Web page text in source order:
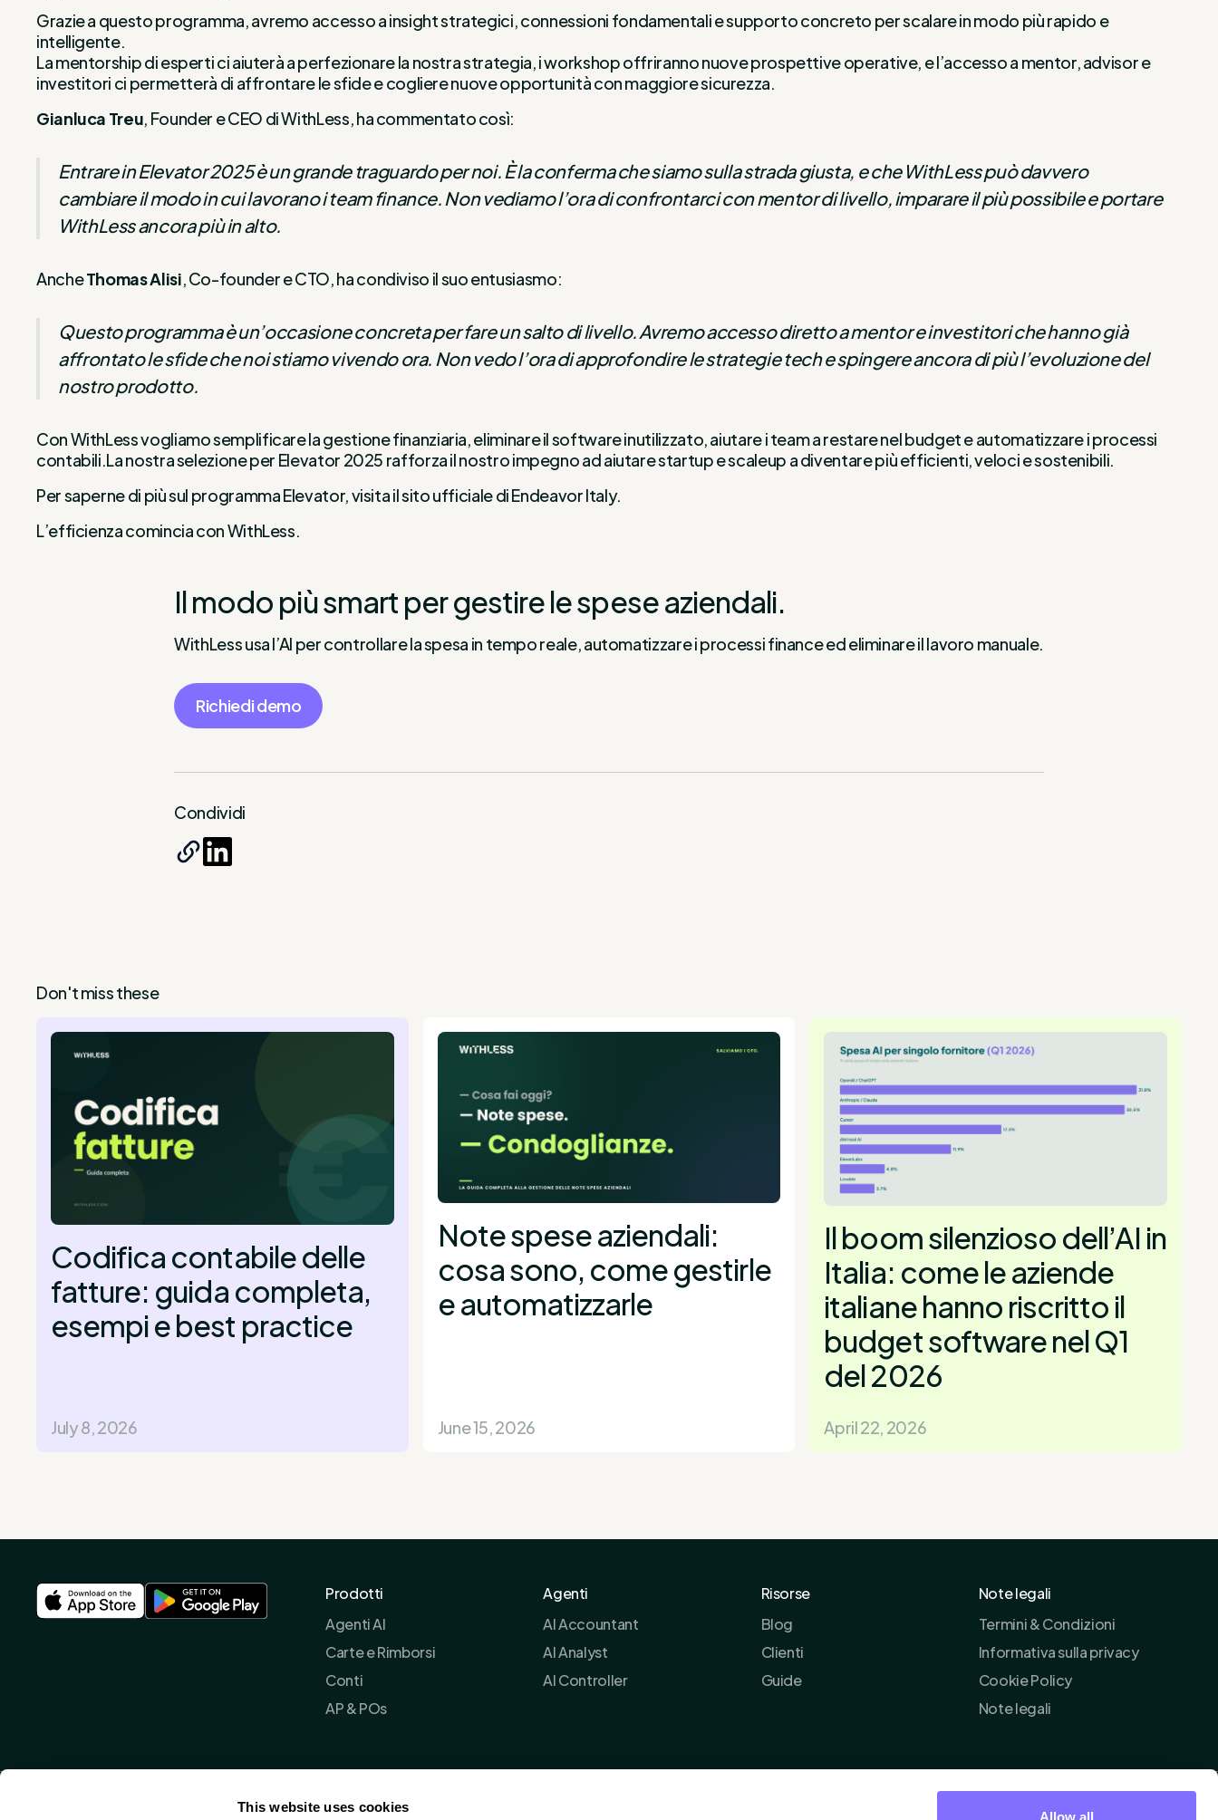
This website uses cookies
Allow all
Grazie a questo programma, avremo accesso a insight strategici, connessioni fondamentali e supporto concreto per scalare in modo più rapido e
intelligente.
La mentorship di esperti ci aiuterà a perfezionare la nostra strategia, i workshop offriranno nuove prospettive operative, e l’accesso a mentor, advisor e
investitori ci permetterà di affrontare le sfide e cogliere nuove opportunità con maggiore sicurezza.
Gianluca Treu, Founder e CEO di WithLess, ha commentato così:
Entrare in Elevator 2025 è un grande traguardo per noi. È la conferma che siamo sulla strada giusta, e che WithLess può davvero
cambiare il modo in cui lavorano i team finance. Non vediamo l’ora di confrontarci con mentor di livello, imparare il più possibile e portare
WithLess ancora più in alto.
AncheThomas Alisi, Co-founder e CTO, ha condiviso il suo entusiasmo:
Questo programma è un’occasione concreta per fare un salto di livello. Avremo accesso diretto a mentor e investitori che hanno già
affrontato le sfide che noi stiamo vivendo ora. Non vedo l’ora di approfondire le strategie tech e spingere ancora di più l’evoluzione del
nostro prodotto.
Con WithLess vogliamo semplificare la gestione finanziaria, eliminare il software inutilizzato, aiutare i team a restare nel budget e automatizzare i processi
contabili.La nostra selezione per Elevator 2025 rafforza il nostro impegno ad aiutare startup e scaleup a diventare più efficienti, veloci e sostenibili.
Per saperne di più sul programma Elevator, visita il sito ufficiale di Endeavor Italy.
L’efficienza comincia con WithLess.
Il modo più smart per gestire le spese aziendali.
WithLess usa l’AI per controllare la spesa in tempo reale, automatizzare i processi finance ed eliminare il lavoro manuale.
Richiedi demo
Condividi
Don't miss these
Codifica contabile delle
fatture: guida completa,
esempi e best practice
July 8, 2026
Note spese aziendali:
cosa sono, come gestirle
e automatizzarle
June 15, 2026
Il boom silenzioso dell’AI in
Italia: come le aziende
italiane hanno riscritto il
budget software nel Q1
del 2026
April 22, 2026
Prodotti
Agenti AI
Carte e Rimborsi
Conti
AP & POs
Agenti
AI Accountant
AI Analyst
AI Controller
Risorse
Blog
Clienti
Guide
Note legali
Termini & Condizioni
Informativa sulla privacy
Cookie Policy
Note legali